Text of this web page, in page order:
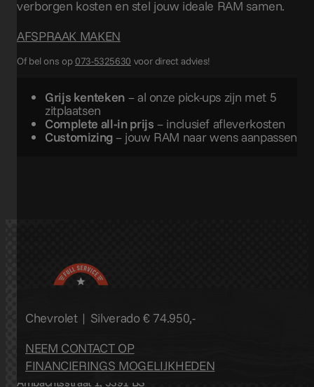
Chevrolet | Silverado€ 74.950,-
NEEM CONTACT OP
FINANCIERINGS MOGELIJKHEDEN
verborgen kosten en stel jouw ideale RAM samen.
AFSPRAAK MAKEN
Of bel ons op073-5325630 voor direct advies!
Grijs kenteken– al onze pick-ups zijn met 5
zitplaatsen
Complete all-in prijs – inclusief afleverkosten
Customizing– jouw RAM naar wens aanpassen
073 53 25 630
info@millbrooks.nl
Ambachtsstraat 1, 5391 BS